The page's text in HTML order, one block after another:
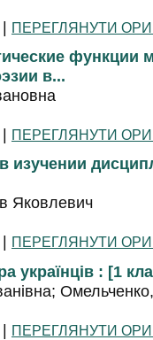
| ПЕРЕГЛЯНУТИ
функции
в...
| ПЕРЕГЛЯНУТИ
Яковлевич
| ПЕРЕГЛЯНУТИ
українців : [1
| ПЕРЕГЛЯНУТИ